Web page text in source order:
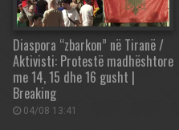
Diaspora “zbarkon” në Tiranë /
Aktivisti: Protestë madhështore
me 14, 15 dhe 16 gusht |
Breaking
04/08 13:41